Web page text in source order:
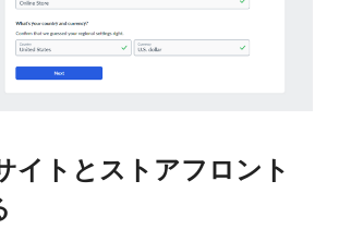
イトとストアフロント